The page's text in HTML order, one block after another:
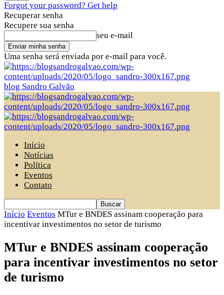
Forgot your password? Get help
Recuperar senha
Recupere sua senha
seu e-mail
Uma senha será enviada por e-mail para você.
blog Sandro Galvão
Início
Notícias
Política
Eventos
Contato
Início Eventos MTur e BNDES assinam cooperação para
incentivar investimentos no setor de turismo
MTur e BNDES assinam cooperação
para incentivar investimentos no setor
de turismo